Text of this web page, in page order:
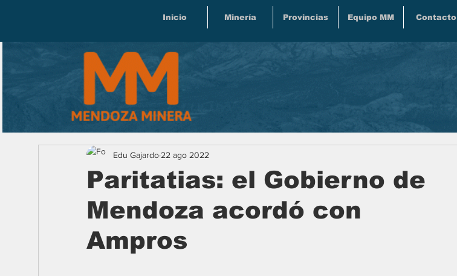
Inicio Minería Provincias Equipo MM Contacto
Paritatias: el Gobierno de
Mendoza acordó con
Ampros
Edu Gajardo 22 ago 2022